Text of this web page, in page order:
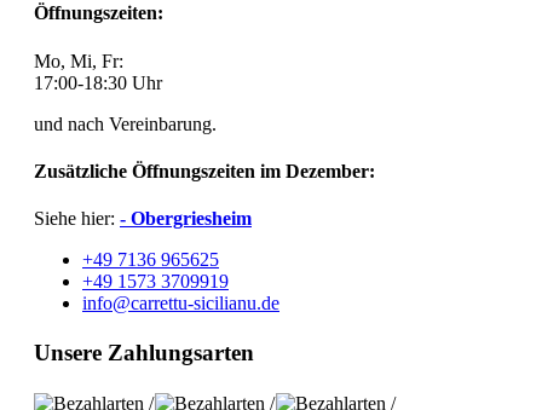
Öffnungszeiten:
Mo, Mi, Fr:
17:00-18:30 Uhr
und nach Vereinbarung.
Zusätzliche Öffnungszeiten im Dezember:
Siehe hier: - Obergriesheim
+49 7136 965625
+49 1573 3709919
info@carrettu-sicilianu.de
Unsere Zahlungsarten